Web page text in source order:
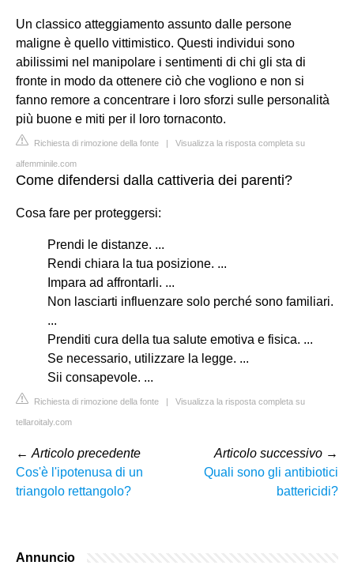
Un classico atteggiamento assunto dalle persone
maligne è quello vittimistico. Questi individui sono
abilissimi nel manipolare i sentimenti di chi gli sta di
fronte in modo da ottenere ciò che vogliono e non si
fanno remore a concentrare i loro sforzi sulle personalità
più buone e miti per il loro tornaconto.
Richiesta di rimozione della fonte | Visualizza la risposta completa su
alfemminile.com
Come difendersi dalla cattiveria dei parenti?
Cosa fare per proteggersi:
Prendi le distanze. ...
Rendi chiara la tua posizione. ...
Impara ad affrontarli. ...
Non lasciarti influenzare solo perché sono familiari.
...
Prenditi cura della tua salute emotiva e fisica. ...
Se necessario, utilizzare la legge. ...
Sii consapevole. ...
Richiesta di rimozione della fonte | Visualizza la risposta completa su
tellaroitaly.com
← Articolo precedente
Cos'è l'ipotenusa di un
triangolo rettangolo?
Articolo successivo →
Quali sono gli antibiotici
battericidi?
Annuncio